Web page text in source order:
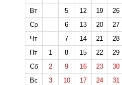
Вт
5 12 19
26
Ср
6 13 20
27
Чт
7 14 21
28
Пт
1 8 15 22
29
Сб
2 9 16 23
30
Вс
3 10 17 24 31